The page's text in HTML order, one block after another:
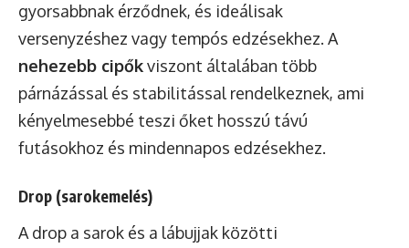
gyorsabbnak érződnek, és ideálisak
versenyzéshez vagy tempós edzésekhez. A
nehezebb cipőkviszont általában több
párnázással és stabilitással rendelkeznek, ami
kényelmesebbé teszi őket hosszú távú
futásokhoz és mindennapos edzésekhez.
Drop (sarokemelés)
A drop a sarok és a lábujjak közötti